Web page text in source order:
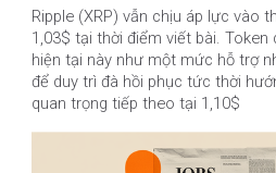
Ripple (XRP) vẫn chịu áp lực vào
1,03$ tại thời điểm viết bài.
hiện tại này như một mức hỗ trợ
để duy trì đà hồi phục tức thời
quan trọng tiếp theo tại 1,10$